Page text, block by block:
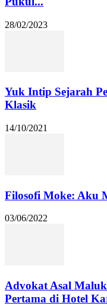
28/02/2023
Yuk Intip Sejarah
Klasik
14/10/2021
Filosofi Moke: Aku
03/06/2022
Advokat Asal
Pertama di Hotel